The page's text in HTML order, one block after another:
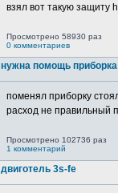
взял вот такую защиту
Просмотрено 58930 раз
0 комментариев
нужна помощь
поменял приборку
расход не правильный
Просмотрено 102736 раз
1 комментарий
двиготель 3s-fe